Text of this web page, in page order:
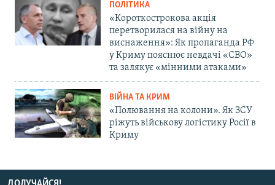
ПОЛІТИКА
«Короткострокова акція
перетворилася на війну на
виснаження»: Як пропаганда РФ
у Криму пояснює невдачі «СВО»
та залякує «мінними атаками»
ВІЙНА ТА КРИМ
«Полювання на колони». Як ЗСУ
ріжуть військову логістику Росії в
Криму